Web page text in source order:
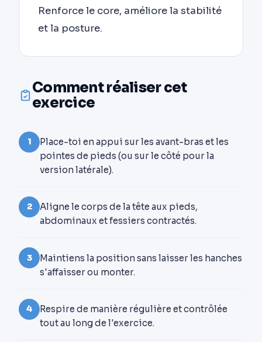
Renforce le core, améliore la stabilité
et la posture.
Comment réaliser cet
exercice
1
Place-toi en appui sur les avant-bras et les
pointes de pieds (ou sur le côté pour la
version latérale).
2
Aligne le corps de la tête aux pieds,
abdominaux et fessiers contractés.
3
Maintiens la position sans laisser les hanches
s'affaisser ou monter.
4
Respire de manière régulière et contrôlée
tout au long de l'exercice.